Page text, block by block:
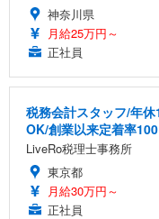
神奈川県
月給25万円～
正社員
税務会計スタッフ/年
OK/創業以来定着率100
LiveRo税理士事務所
東京都
月給30万円～
正社員